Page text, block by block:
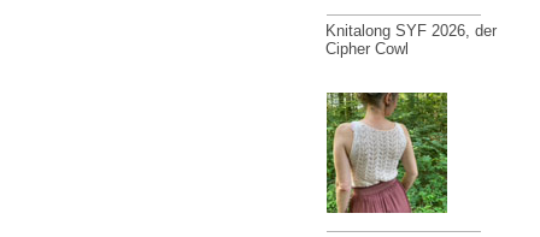
Knitalong SYF 2026, der
Cipher Cowl